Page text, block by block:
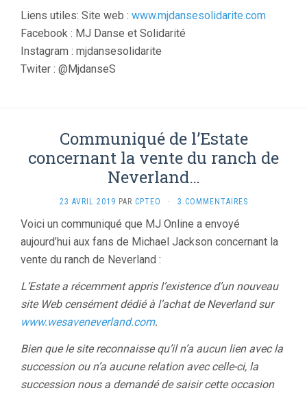
Liens utiles: Site web : www.mjdansesolidarite.com
Facebook : MJ Danse et Solidarité
Instagram : mjdansesolidarite
Twiter : @MjdanseS
Communiqué de l’Estate
concernant la vente du ranch de
Neverland…
23 AVRIL 2019 PAR CPTEO · 3 COMMENTAIRES
Voici un communiqué que MJ Online a envoyé
aujourd’hui aux fans de Michael Jackson concernant la
vente du ranch de Neverland :
L’Estate a récemment appris l’existence d’un nouveau
site Web censément dédié à l’achat de Neverland sur
www.wesaveneverland.com.
Bien que le site reconnaisse qu’il n’a aucun lien avec la
succession ou n’a aucune relation avec celle-ci, la
succession nous a demandé de saisir cette occasion